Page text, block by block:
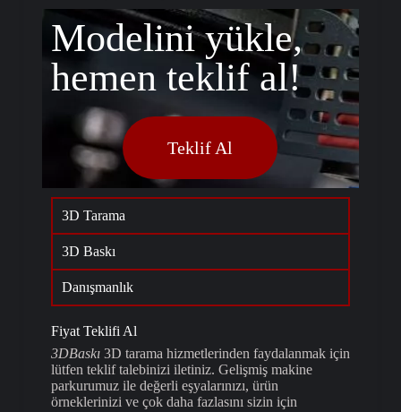
Modelini yükle,
hemen teklif al!
Teklif Al
3D Tarama
3D Baskı
Danışmanlık
Fiyat Teklifi Al
3DBaskı3D tarama hizmetlerinden faydalanmak için
lütfen teklif talebinizi iletiniz. Gelişmiş makine
parkurumuz ile değerli eşyalarınızı, ürün
örneklerinizi ve çok daha fazlasını sizin için